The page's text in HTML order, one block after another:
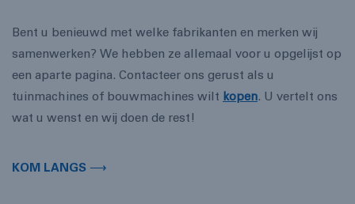
Bent u benieuwd met welke fabrikanten en merken wij
samenwerken? We hebben ze allemaal voor u opgelijst op
een aparte pagina. Contacteer ons gerust als u
tuinmachines of bouwmachines wilt kopen. U vertelt ons
wat u wenst en wij doen de rest!
KOM LANGS ⟶